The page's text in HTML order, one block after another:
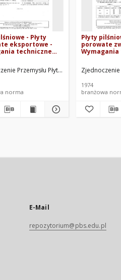
Oprac.
- Płyty
eksportowe -
techniczne
Przemysłu Płyt, Sklejek i Zapałek.
norma
Płyty
porowate
Zjednoczenie
1974
branżowa
E-Mail
repozytorium@pbs.edu.pl